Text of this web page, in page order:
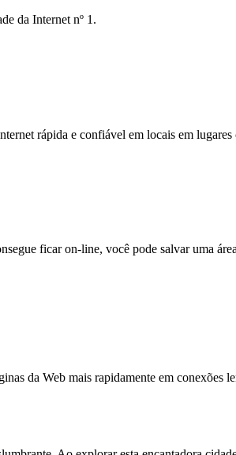
da Internet nº 1.
rápida e confiável em locais em
ficar on-line, você pode salvar uma
da Web mais rapidamente em conexões